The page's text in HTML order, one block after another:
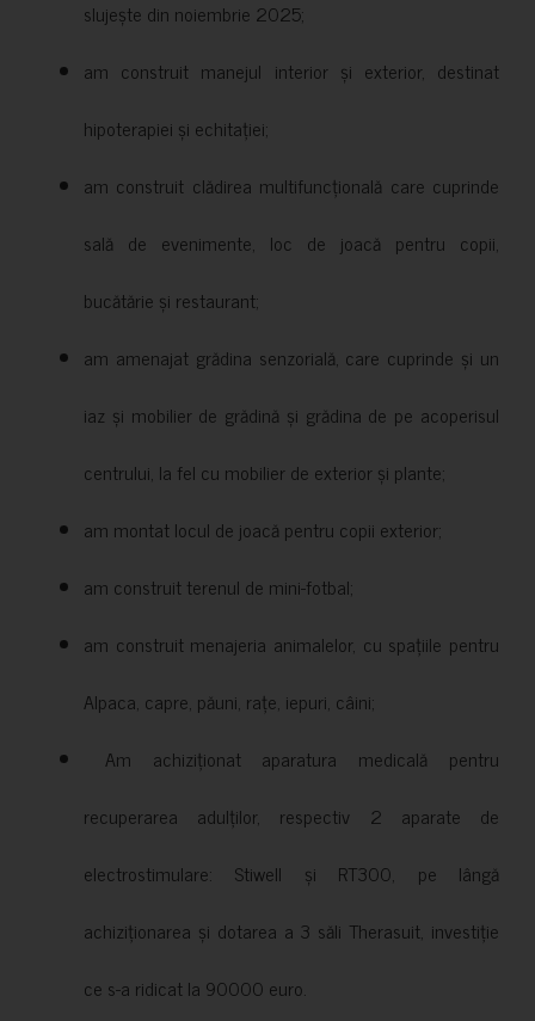
slujește din noiembrie 2025;
am construit manejul interior și exterior, destinat
hipoterapiei și echitației;
am construit clădirea multifuncțională care cuprinde
sală de evenimente, loc de joacă pentru copii,
bucătărie și restaurant;
am amenajat grădina senzorială, care cuprinde și un
iaz și mobilier de grădină și grădina de pe acoperisul
centrului, la fel cu mobilier de exterior și plante;
am montat locul de joacă pentru copii exterior;
am construit terenul de mini-fotbal;
am construit menajeria animalelor, cu spațiile pentru
Alpaca, capre, păuni, rațe, iepuri, câini;
Am achiziționat aparatura medicală pentru
recuperarea adulților, respectiv 2 aparate de
electrostimulare: Stiwell și RT300, pe lângă
achiziționarea și dotarea a 3 săli Therasuit, investiție
ce s-a ridicat la 90000 euro.